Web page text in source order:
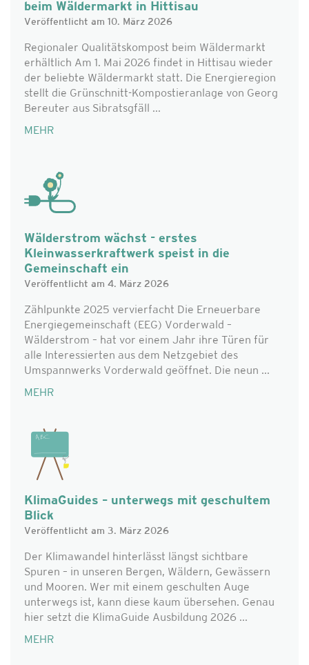
beim Wäldermarkt in Hittisau
Veröffentlicht am 10. März 2026
Regionaler Qualitätskompost beim Wäldermarkt
erhältlich Am 1. Mai 2026 findet in Hittisau wieder
der beliebte Wäldermarkt statt. Die Energieregion
stellt die Grünschnitt-Kompostieranlage von Georg
Bereuter aus Sibratsgfäll ...
MEHR
Wälderstrom wächst - erstes
Kleinwasserkraftwerk speist in die
Gemeinschaft ein
Veröffentlicht am 4. März 2026
Zählpunkte 2025 vervierfacht Die Erneuerbare
Energiegemeinschaft (EEG) Vorderwald –
Wälderstrom – hat vor einem Jahr ihre Türen für
alle Interessierten aus dem Netzgebiet des
Umspannwerks Vorderwald geöffnet. Die neun ...
MEHR
KlimaGuides – unterwegs mit geschultem
Blick
Veröffentlicht am 3. März 2026
Der Klimawandel hinterlässt längst sichtbare
Spuren – in unseren Bergen, Wäldern, Gewässern
und Mooren. Wer mit einem geschulten Auge
unterwegs ist, kann diese kaum übersehen. Genau
hier setzt die KlimaGuide Ausbildung 2026 ...
MEHR